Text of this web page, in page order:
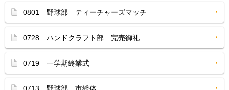
0801 野球部 ティーチャーズマッチ
0728 ハンドクラフト部 完売御礼
0719 一学期終業式